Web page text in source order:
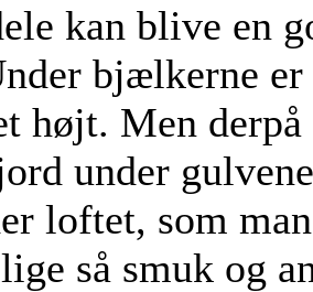
kan blive en
bjælkerne er
højt. Men derpå
under
loftet, som
så smuk og